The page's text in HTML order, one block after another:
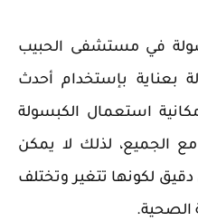
في مستشفى الحبيب
بإستخدام أحدث
استعمال الكبسولة
الجميع، لذلك لا يمكن
لكونها تتغير وتختلف
الصحية.